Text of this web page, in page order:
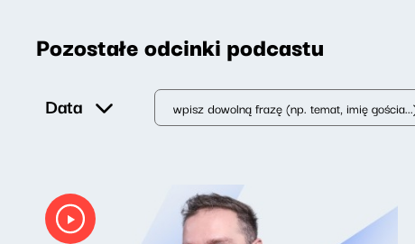
Pozostałe odcinki podcastu
Data